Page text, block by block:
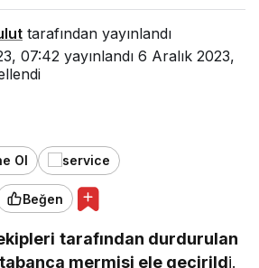
tarafından yayınlandı
07:42 yayınlandı 6 Aralık 2023,
Ol
Beğen
tarafından durdurulan
mermisi ele geçirildi.